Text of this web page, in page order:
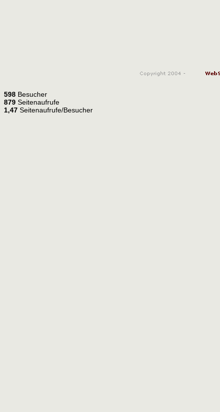
598 Besucher
879 Seitenaufrufe
1,47 Seitenaufrufe/Besucher